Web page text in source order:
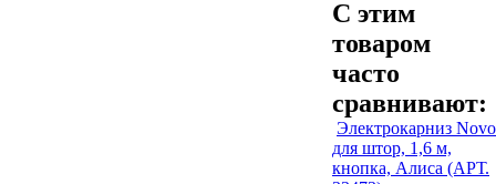
С этим
товаром
часто
сравнивают:
Электрокарниз Novo
для штор, 1,6 м,
кнопка, Алиса (АРТ.